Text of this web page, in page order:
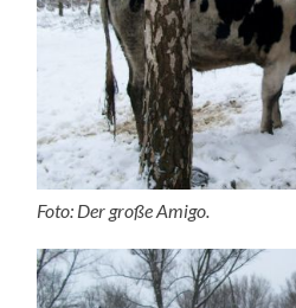
Foto: Der große Amigo.